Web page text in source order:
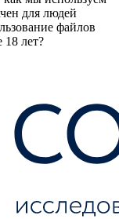
для людей
файлов
18 лет?